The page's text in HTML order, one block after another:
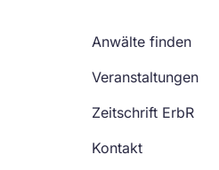
Anwälte finden
Veranstaltungen
Zeitschrift ErbR
Kontakt